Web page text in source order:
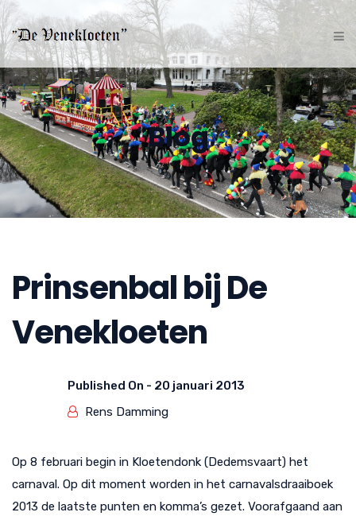
Blog
Prinsenbal bij De
Venekloeten
Published On - 20 januari 2013
Rens Damming
Op 8 februari begin in Kloetendonk (Dedemsvaart) het
carnaval. Op dit moment worden in het carnavalsdraaiboek
2013 de laatste punten en komma’s gezet. Voorafgaand aan